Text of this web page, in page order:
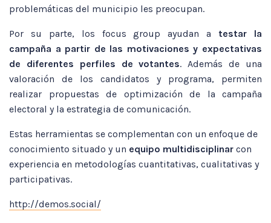
problemáticas del municipio les preocupan.
Por su parte, los focus group ayudan a testar la
campaña a partir de las motivaciones y expectativas
de diferentes perfiles de votantes. Además de una
valoración de los candidatos y programa, permiten
realizar propuestas de optimización de la campaña
electoral y la estrategia de comunicación.
Estas herramientas se complementan con un enfoque de
conocimiento situado y un equipo multidisciplinar con
experiencia en metodologías cuantitativas, cualitativas y
participativas.
http://demos.social/